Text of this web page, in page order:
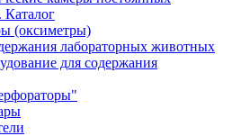
Каталог
(оксиметры)
лабораторных животных
для содержания